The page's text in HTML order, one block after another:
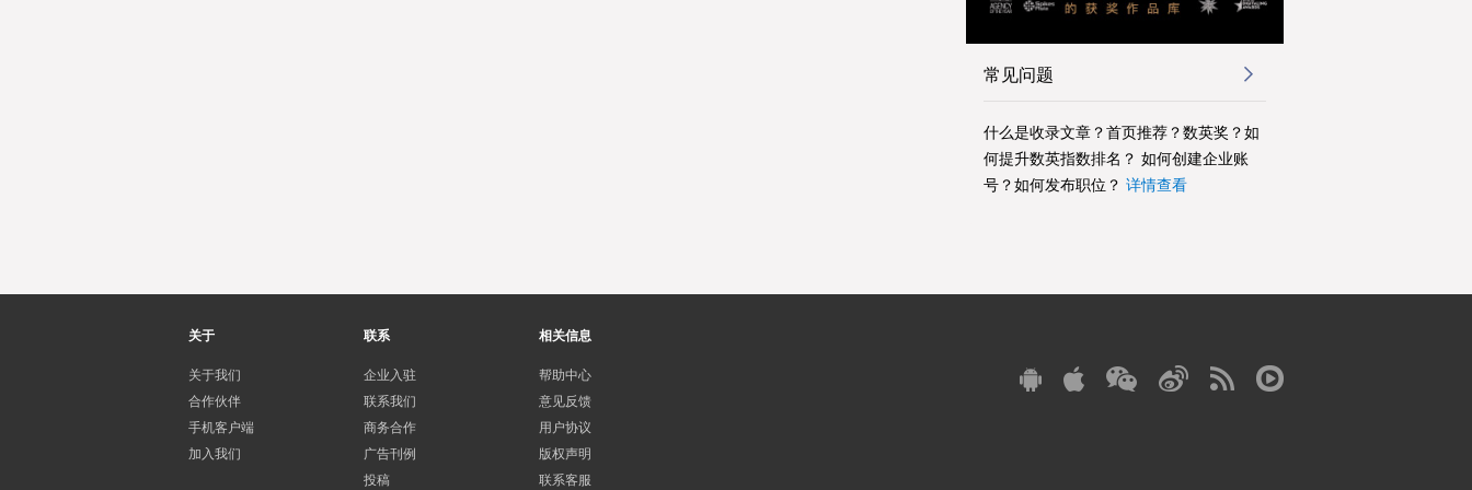
常见问题
什么是收录文章？首页推荐？数英奖？如
何提升数英指数排名？ 如何创建企业账
号？如何发布职位？ 详情查看
关于
关于我们
合作伙伴
手机客户端
加入我们
联系
企业入驻
联系我们
商务合作
广告刊例
投稿
相关信息
帮助中心
意见反馈
用户协议
版权声明
联系客服